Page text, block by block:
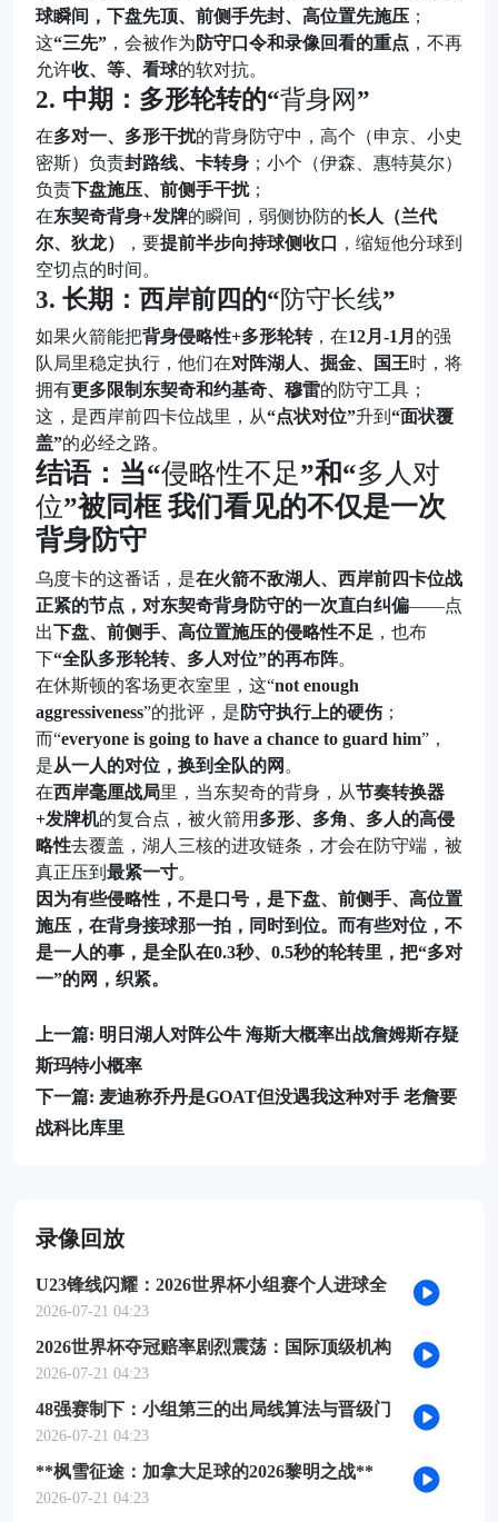
球瞬间，下盘先顶、前侧手先封、高位置先施压 ；
这“三先” ，会被作为 防守口令和录像回看的重点 ，不再
允许收、等、看球的软对抗。
2. 中期：多形轮转的“背身网”
在多对一、多形干扰的背身防守中，高个（申京、小史
密斯）负责封路线、卡转身 ；小个（伊森、惠特莫尔）
负责下盘施压、前侧手干扰；
在东契奇背身+发牌的瞬间，弱侧协防的长人（兰代
尔、狄龙）
，要提前半步向持球侧收口
，缩短他分球到
空切点的时间。
3. 长期：西岸前四的“防守长线”
如果火箭能把背身侵略性+多形轮转，在12月-1月 的强
队局里稳定执行，他们在对阵湖人、掘金、国王时，将
拥有更多限制东契奇和约基奇、穆雷的防守工具；
这，是西岸前四卡位战里，从“点状对位”升到 “面状覆
盖”的必经之路。
结语：当“侵略性不足”和“多人对
位”被同框 我们看见的不仅是一次
背身防守
乌度卡的这番话，是在火箭不敌湖人、西岸前四卡位战
正紧的节点，对东契奇背身防守的一次直白纠偏——点
出下盘、前侧手、高位置施压的侵略性不足 ，也布
下“全队多形轮转、多人对位”的再布阵。
在休斯顿的客场更衣室里，这“not enough
aggressiveness”的批评，是 防守执行上的硬伤；
而“everyone is going to have a chance to guard him”，
是从一人的对位，换到全队的网 。
在西岸毫厘战局里，当东契奇的背身，从节奏转换器
+发牌机的复合点，被火箭用 多形、多角、多人的高侵
略性去覆盖，湖人三核的进攻链条，才会在防守端，被
真正压到 最紧一寸。
因为有些侵略性，不是口号，是下盘、前侧手、高位置
施压，在背身接球那一拍，同时到位。而有些对位，不
是一人的事，是全队在0.3秒、0.5秒的轮转里，把“多对
一”的网，织紧。
上一篇: 明日湖人对阵公牛 海斯大概率出战詹姆斯存疑
斯玛特小概率
下一篇: 麦迪称乔丹是GOAT但没遇我这种对手 老詹要
战科比库里
录像回放
U23锋线闪耀：2026世界杯小组赛个人进球全
记录
2026-07-21 04:23
2026世界杯夺冠赔率剧烈震荡：国际顶级机构
最新榜单出炉
2026-07-21 04:23
48强赛制下：小组第三的出局线算法与晋级门
槛推演
2026-07-21 04:23
**枫雪征途：加拿大足球的2026黎明之战**
2026-07-21 04:23